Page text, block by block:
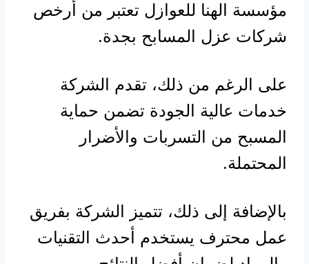
مؤسسة الهنا للعوازل تعتبر من أرخص
شركات عزل المسابح بجدة.
على الرغم من ذلك، تقدم الشركة
خدمات عالية الجودة تضمن حماية
المسبح من التسربات والأضرار
المحتملة.
بالإضافة إلى ذلك، تتميز الشركة بفريق
عمل محترف يستخدم أحدث التقنيات